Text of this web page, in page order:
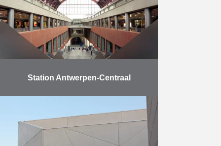
Meer
Station Antwerpen-Centraal
Antwerpen-Centraal: een
vruchtbare samenwerking van ruim
16 jaar. Antwerpen koos voor de
restauratie van een beschermd